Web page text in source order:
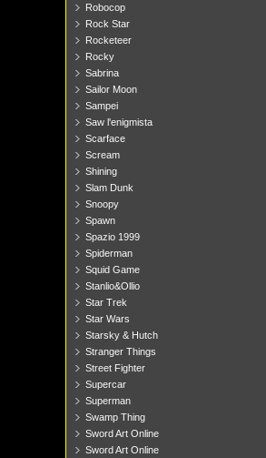
Robocop
Rock Star
Rocketeer
Rocky
Sabrina
Sailor Moon
Sampei
Saw l'enigmista
Scarface
Scream
Shining
Slam Dunk
Snoopy
Spawn
Spazio 1999
Spiderman
Squid Game
Stanlio&Ollio
Star Trek
Star Wars
Starsky & Hutch
Stranger Things
Street Fighter
Supercar
Superman
Swamp Thing
Sword Art Online
Sword Art Online